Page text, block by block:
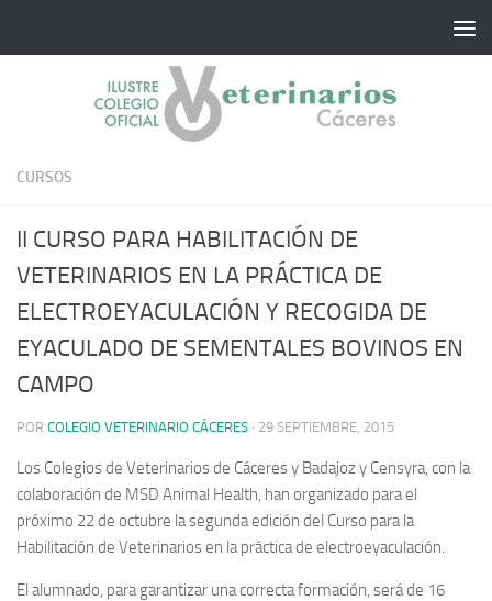
CURSOS
II CURSO PARA HABILITACIÓN DE
VETERINARIOS EN LA PRÁCTICA DE
ELECTROEYACULACIÓN Y RECOGIDA DE
EYACULADO DE SEMENTALES BOVINOS EN
CAMPO
POR COLEGIO VETERINARIO CÁCERES · 29 SEPTIEMBRE, 2015
Los Colegios de Veterinarios de Cáceres y Badajoz y Censyra, con la
colaboración de MSD Animal Health, han organizado para el
próximo 22 de octubre la segunda edición del Curso para la
Habilitación de Veterinarios en la práctica de electroeyaculación.
El alumnado, para garantizar una correcta formación, será de 16